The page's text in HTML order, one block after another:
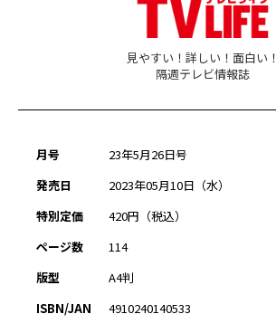
見やすい！詳しい！面白い！
隔週テレビ情報誌
月号
23年5月26日号
発売日
2023年05月10日（水）
特別定価
420円（税込）
ページ数
114
版型
A4判
ISBN/JAN
4910240140533